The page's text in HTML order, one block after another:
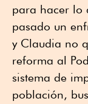
para hacer lo
pasado un
y Claudia no
reforma al
sistema de
población,